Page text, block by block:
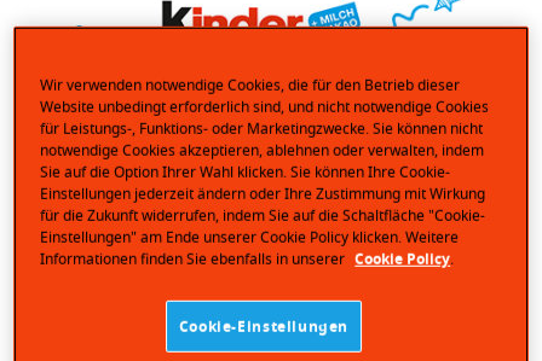
Wir verwenden notwendige Cookies, die für den Betrieb dieser
Website unbedingt erforderlich sind, und nicht notwendige Cookies
für Leistungs-, Funktions- oder Marketingzwecke. Sie können nicht
notwendige Cookies akzeptieren, ablehnen oder verwalten, indem
Sie auf die Option Ihrer Wahl klicken. Sie können Ihre Cookie-
Einstellungen jederzeit ändern oder Ihre Zustimmung mit Wirkung
für die Zukunft widerrufen, indem Sie auf die Schaltfläche "Cookie-
Einstellungen" am Ende unserer Cookie Policy klicken. Weitere
Informationen finden Sie ebenfalls in unserer Cookie Policy.
Cookie-Einstellungen